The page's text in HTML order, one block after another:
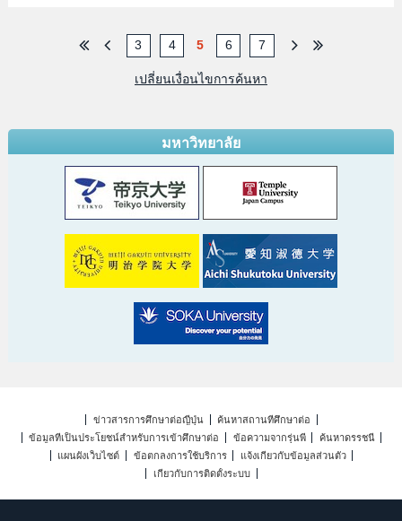
3 4 5 6 7
เปลี่ยนเงื่อนไขการค้นหา
มหาวิทยาลัย
ข่าวสารการศึกษาต่อญี่ปุ่น
ค้นหาสถานที่ศึกษาต่อ
ข้อมูลที่เป็นประโยชน์สำหรับการเข้าศึกษาต่อ
ข้อความจากรุ่นพี่
ค้นหาดรรชนี
แผนผังเว็บไซต์
ข้อตกลงการใช้บริการ
แจ้งเกี่ยวกับข้อมูลส่วนตัว
เกี่ยวกับการติดตั้งระบบ